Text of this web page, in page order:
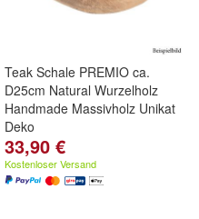
Teak Schale PREMIO ca.
D25cm Natural Wurzelholz
Handmade Massivholz Unikat
Deko
33,90 €
Kostenloser Versand